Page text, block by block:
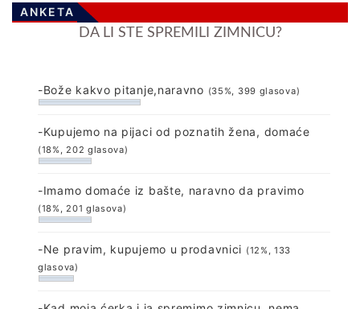
ANKETA
DA LI STE SPREMILI ZIMNICU?
-Bože kakvo pitanje,naravno (35%, 399 glasova)
-Kupujemo na pijaci od poznatih žena, domaće
(18%, 202 glasova)
-Imamo domaće iz bašte, naravno da pravimo
(18%, 201 glasova)
-Ne pravim, kupujemo u prodavnici (12%, 133
glasova)